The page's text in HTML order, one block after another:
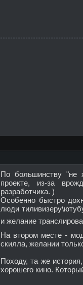
По большинству "не
проекте, из-за
разработчика. )
Особенно быстро
люди
и желание
На втором месте -
скилла, желании
Походу, та же
хорошего кино.